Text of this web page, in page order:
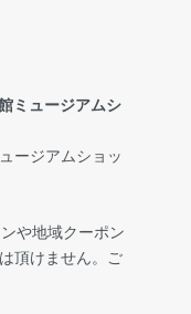
ミュージアムシ
ージアムショッ
や地域クーポン
頂けません。ご